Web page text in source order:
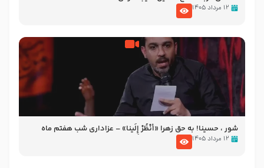
۱۲ مرداد ۱۴۰۵
شور ، حسینا! به‌ حق زهرا «أُنْظُرْ إِلَینا» – عزاداری شب هفتم ماه
محرّم 1405
۱۲ مرداد ۱۴۰۵